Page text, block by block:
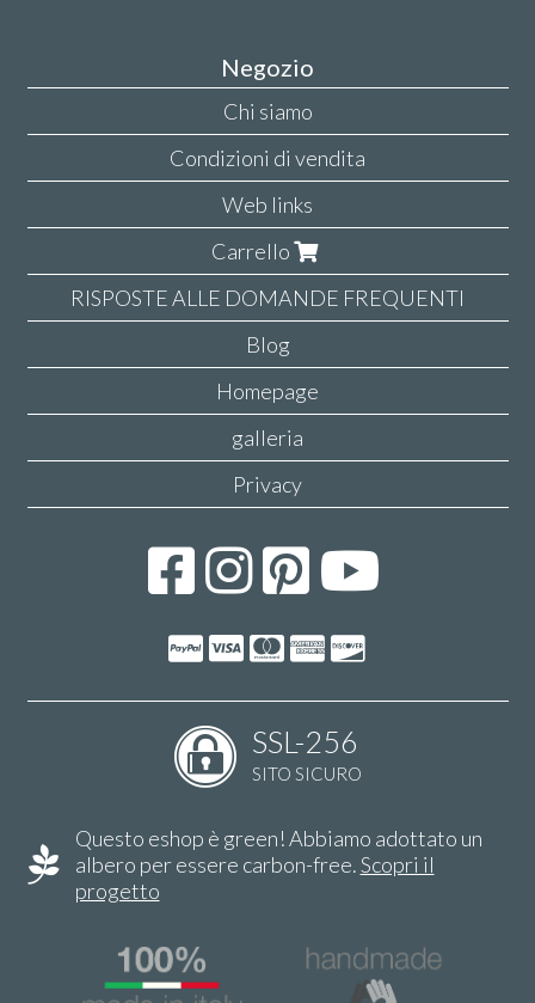
Negozio
Chi siamo
Condizioni di vendita
Web links
Carrello
RISPOSTE ALLE DOMANDE FREQUENTI
Blog
Homepage
galleria
Privacy
SSL-256
SITO SICURO
Questo eshop è green! Abbiamo adottato un
albero per essere carbon-free.Scopri il
progetto